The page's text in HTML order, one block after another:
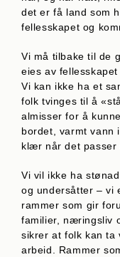
det er få land som
fellesskapet og
Vi må tilbake til de
eies av
Vi kan ikke ha et
folk tvinges til å
almisser for å
bordet, varmt vann
klær når det passer
Vi vil ikke ha
og undersåtter – vi
rammer som gir
familier, næringsliv
sikrer at folk kan ta
arbeid. Rammer